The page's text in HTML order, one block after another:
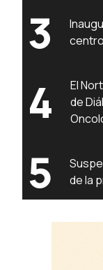
3
4
El
de
5
de la